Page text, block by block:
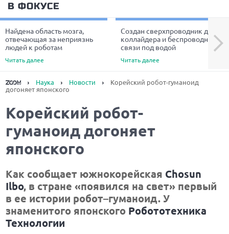
В ФОКУСЕ
Найдена область мозга,
отвечающая за неприязнь
людей к роботам
Читать далее
Создан сверхпроводник для
коллайдера и беспроводной
связи под водой
Читать далее
Next
Наука Новости
Корейский робот-гуманоид
догоняет японского
Корейский робот-
гуманоид догоняет
японского
Как сообщает южнокорейская Chosun
Ilbo, в стране «появился на свет» первый
в ее истории робот–гуманоид. У
знаменитого японского Робототехника
Технологии